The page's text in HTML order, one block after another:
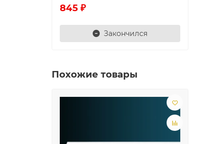
845 ₽
Закончился
Похожие товары